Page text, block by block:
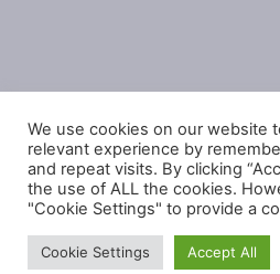
Política de privacidad
Política de cookies
© 2026 IGARol Estudio•
We use cookies on our website
relevant experience by
and repeat visits. By clicking
the use of ALL the cookies.
"Cookie Settings" to provide a
Cookie Settings Accept All